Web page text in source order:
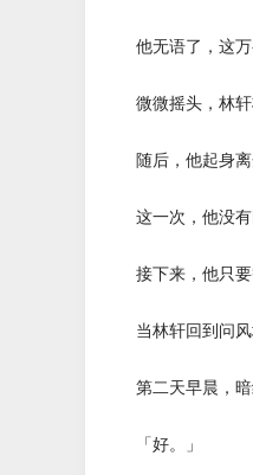
他无语了，这万
微微摇头，林轩
随后，他起身离
这一次，他没有
接下来，他只要
当林轩回到问风
第二天早晨，暗
「好。」